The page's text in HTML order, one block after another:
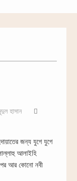
হাসান
জন্য যুগে যুগে
আলাইহি
আর কোনো নবী